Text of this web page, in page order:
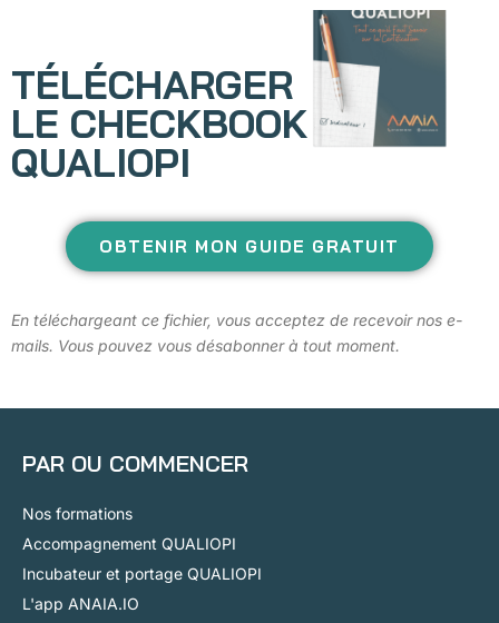
TÉLÉCHARGER
LE CHECKBOOK
QUALIOPI
OBTENIR MON GUIDE GRATUIT
En téléchargeant ce fichier, vous acceptez de recevoir nos e-
mails. Vous pouvez vous désabonner à tout moment.
PAR OU COMMENCER
Nos formations
Accompagnement QUALIOPI
Incubateur et portage QUALIOPI
L'app ANAIA.IO